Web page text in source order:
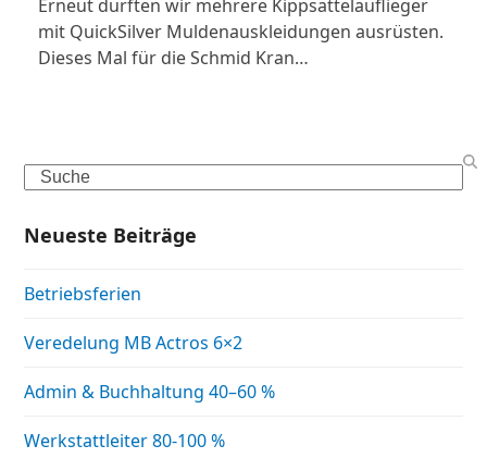
Erneut durften wir mehrere Kippsattelauflieger
mit QuickSilver Muldenauskleidungen ausrüsten.
Dieses Mal für die Schmid Kran…
Search
Neueste Beiträge
Betriebsferien
Veredelung MB Actros 6×2
Admin & Buchhaltung 40–60 %
Werkstattleiter 80-100 %